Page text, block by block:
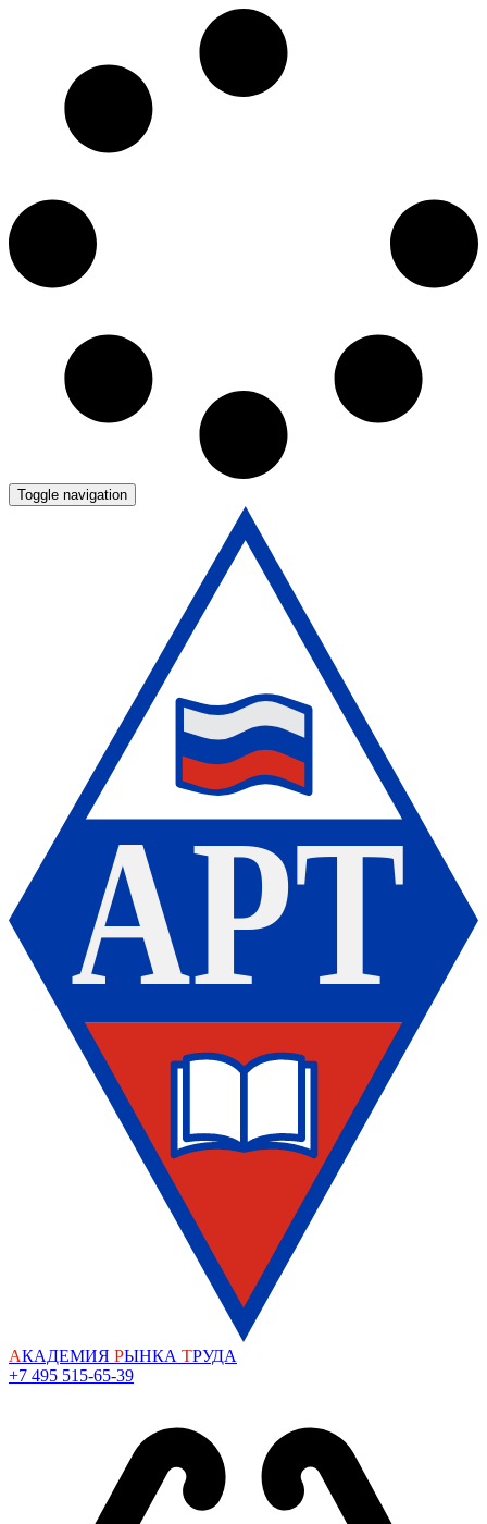
Toggle navigation
АРТ
АКАДЕМИЯ РЫНКА ТРУДА
+7 495 515-65-39